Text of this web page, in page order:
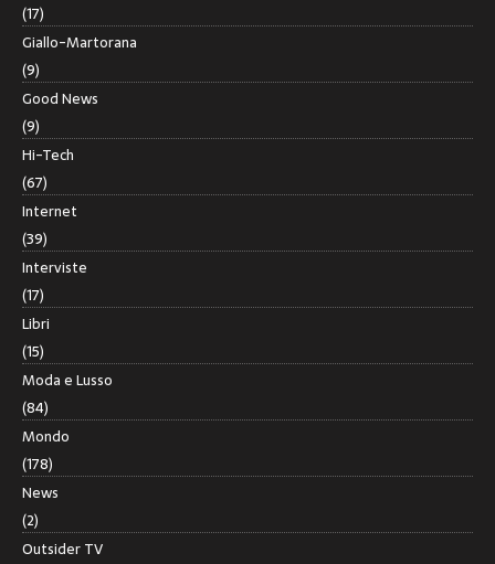
(17)
Giallo-Martorana
(9)
Good News
(9)
Hi-Tech
(67)
Internet
(39)
Interviste
(17)
Libri
(15)
Moda e Lusso
(84)
Mondo
(178)
News
(2)
Outsider TV